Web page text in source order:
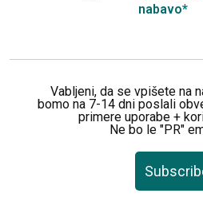
nabavo*
Vabljeni, da se vpišete na
bomo na 7-14 dni poslali
primere uporabe +
Ne bo le "PR"